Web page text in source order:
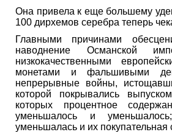
Она привела к еще большему
100 дирхемов серебра теперь
Главными причинами
наводнение Османской
низкокачественными
монетами и фальшивыми
непрерывные войны,
которой покрывались
которых процентное
уменьшалось и уменьшалось;
уменьшалась и их покупательная